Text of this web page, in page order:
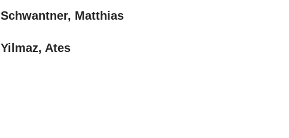
Schwantner, Matthias
Yilmaz, Ates